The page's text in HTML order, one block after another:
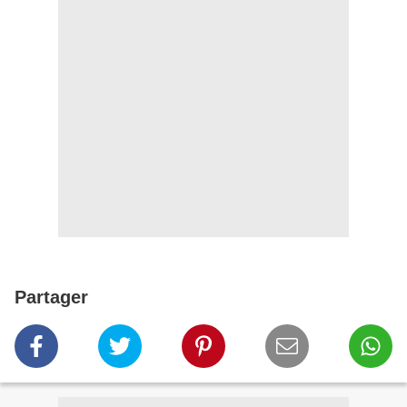
Partager